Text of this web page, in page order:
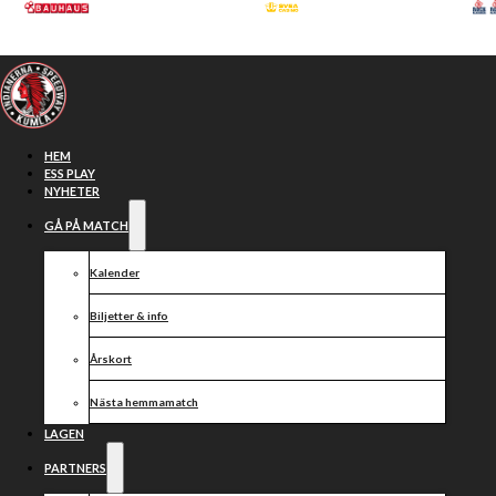
Hoppa till huvudinnehåll
HEM
ESS PLAY
NYHETER
GÅ PÅ MATCH
Kalender
Biljetter & info
Årskort
Nästa hemmamatch
LAGEN
PARTNERS
Rutinerad